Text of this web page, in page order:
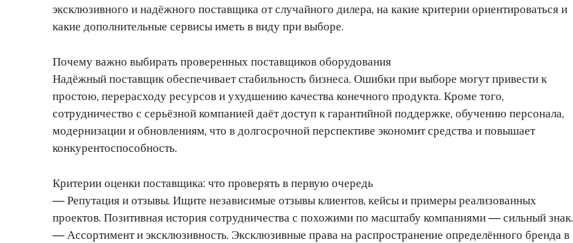
эксклюзивного и надёжного поставщика от случайного дилера, на какие критерии ориентироваться и
какие дополнительные сервисы иметь в виду при выборе.
Почему важно выбирать проверенных поставщиков оборудования
Надёжный поставщик обеспечивает стабильность бизнеса. Ошибки при выборе могут привести к
простою, перерасходу ресурсов и ухудшению качества конечного продукта. Кроме того,
сотрудничество с серьёзной компанией даёт доступ к гарантийной поддержке, обучению персонала,
модернизации и обновлениям, что в долгосрочной перспективе экономит средства и повышает
конкурентоспособность.
Критерии оценки поставщика: что проверять в первую очередь
— Репутация и отзывы. Ищите независимые отзывы клиентов, кейсы и примеры реализованных
проектов. Позитивная история сотрудничества с похожими по масштабу компаниями — сильный знак.
— Ассортимент и эксклюзивность. Эксклюзивные права на распространение определённого бренда в